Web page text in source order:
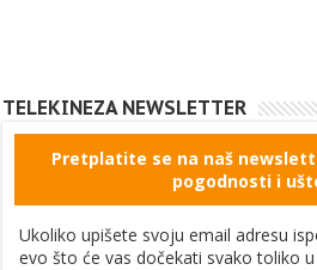
TELEKINEZA NEWSLETTER
Pretplatite se na naš
pogodnosti i
Ukoliko upišete svoju email adresu
evo što će vas dočekati svako toliko